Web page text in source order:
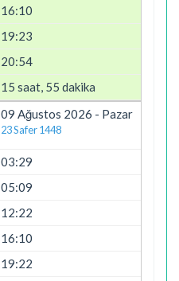
16:10
19:23
20:54
15 saat, 55 dakika
09 Ağustos 2026 - Pazar
23 Safer 1448
03:29
05:09
12:22
16:10
19:22